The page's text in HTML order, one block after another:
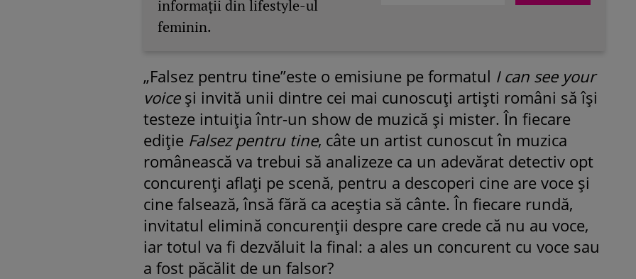
informații din lifestyle-ul
feminin.
„Falsez pentru tine”este o emisiune pe formatul I can see your
voiceși invită unii dintre cei mai cunoscuți artiști români să își
testeze intuiția într-un show de muzică și mister. În fiecare
ediție Falsez pentru tine, câte un artist cunoscut în muzica
românească va trebui să analizeze ca un adevărat detectiv opt
concurenți aflați pe scenă, pentru a descoperi cine are voce și
cine falsează, însă fără ca aceștia să cânte. În fiecare rundă,
invitatul elimină concurenții despre care crede că nu au voce,
iar totul va fi dezvăluit la final: a ales un concurent cu voce sau
a fost păcălit de un falsor?
ROMÂNEŞTI VEDETE
Fiica Iuliei Albu și a lui Mihai
strălucit la banchet. Mikaela a
purtat o rochie creată de
mamă și i-a împrumutat
Valentino: „M-am simțit ca o